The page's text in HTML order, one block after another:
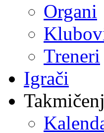
Organi
Treneri
Igrači